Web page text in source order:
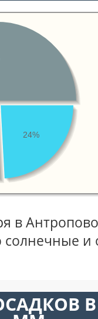
24%
в
солнечные
В